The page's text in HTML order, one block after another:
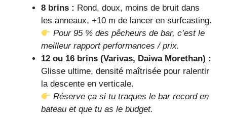
8 brins : Rond, doux, moins de bruit dans
les anneaux, +10 m de lancer en surfcasting.
Pour 95 % des pêcheurs de bar, c’est le
meilleur rapport performances / prix.
12 ou 16 brins (Varivas, Daiwa Morethan) :
Glisse ultime, densité maîtrisée pour ralentir
la descente en verticale.
Réserve ça si tu traques le bar record en
bateau et que tu as le budget.